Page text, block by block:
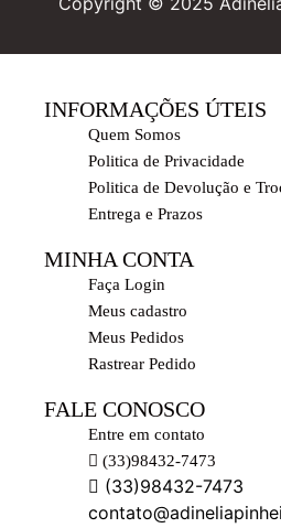
INFORMAÇÕES ÚTEIS
Quem Somos
Politica de Privacidade
Politica de Devolução e
Entrega e Prazos
MINHA CONTA
Faça Login
Meus cadastro
Meus Pedidos
Rastrear Pedido
FALE CONOSCO
Entre em contato
(33)98432-7473
(33)98432-7473